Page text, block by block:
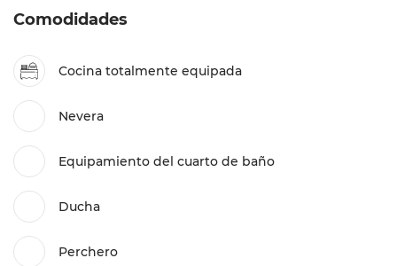
Comodidades
Cocina totalmente equipada
Nevera
Equipamiento del cuarto de baño
Ducha
Perchero